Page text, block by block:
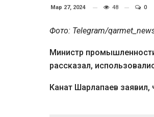
Мар 27, 2024 48 0
Фото: Telegram/
Министр
рассказал,
Канат Шарлапаев заявил,